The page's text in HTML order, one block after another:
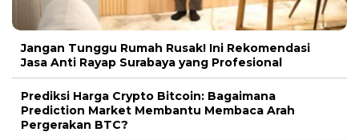
Jangan Tunggu Rumah Rusak! Ini Rekomendasi
Jasa Anti Rayap Surabaya yang Profesional
Prediksi Harga Crypto Bitcoin: Bagaimana
Prediction Market Membantu Membaca Arah
Pergerakan BTC?